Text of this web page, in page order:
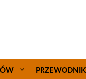
PRZEWODNIK